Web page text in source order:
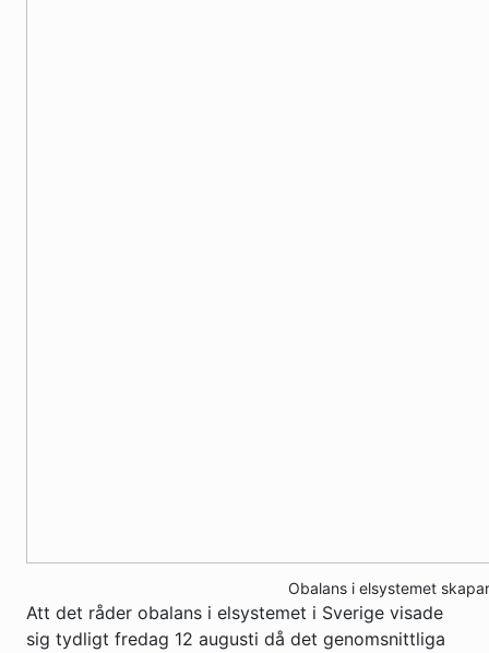
Obalans i elsystemet
Att det råder obalans i elsystemet i Sverige visade
sig tydligt fredag 12 augusti då det genomsnittliga